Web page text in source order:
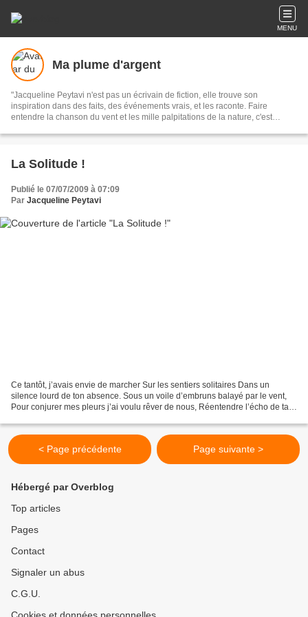
MENU
Ma plume d'argent
"Jacqueline Peytavi n'est pas un écrivain de fiction, elle trouve son
inspiration dans des faits, des événements vrais, et les raconte. Faire
entendre la chanson du vent et les mille palpitations de la nature, c'est
La Solitude !
Publié le 07/07/2009 à 07:09
Par Jacqueline Peytavi
Ce tantôt, j’avais envie de marcher Sur les sentiers solitaires Dans un
silence lourd de ton absence. Sous un voile d’embruns balayé par le vent,
Pour conjurer mes pleurs j’ai voulu rêver de nous, Réentendre l’écho de ta
< Page précédente Page suivante >
Hébergé par Overblog
Top articles
Pages
Contact
Signaler un abus
C.G.U.